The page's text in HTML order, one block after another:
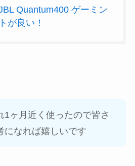
Quantum400 ゲーミン
が良い！
1ヶ月近く使ったので皆さ
になれば嬉しいです